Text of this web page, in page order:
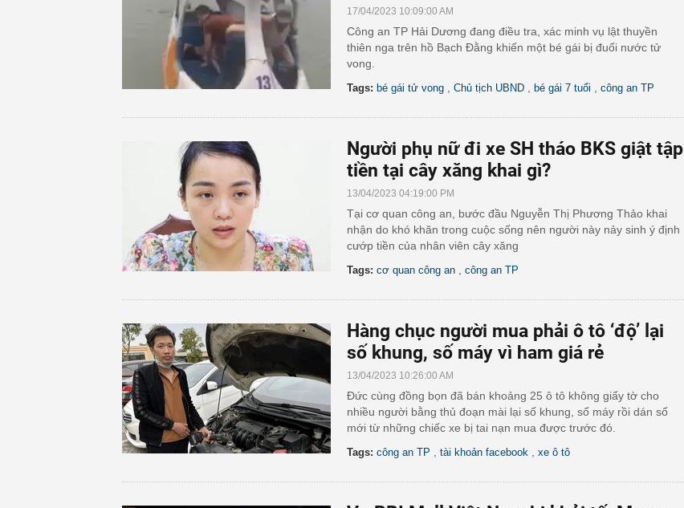
17/04/2023 10:09:00 AM
Công an TP Hải Dương đang điều tra, xác minh vụ lật thuyền
thiên nga trên hồ Bạch Đằng khiến một bé gái bị đuối nước tử
vong.
Tags: bé gái tử vong Chủ tịch UBND bé gái 7 tuổi công an TP
Người phụ nữ đi xe SH tháo BKS giật tập
tiền tại cây xăng khai gì?
13/04/2023 04:19:00 PM
Tại cơ quan công an, bước đầu Nguyễn Thị Phương Thảo khai
nhận do khó khăn trong cuộc sống nên người này nảy sinh ý định
cướp tiền của nhân viên cây xăng
Tags: cơ quan công an công an TP
Hàng chục người mua phải ô tô ‘độ’ lại
số khung, số máy vì ham giá rẻ
13/04/2023 10:26:00 AM
Đức cùng đồng bọn đã bán khoảng 25 ô tô không giấy tờ cho
nhiều người bằng thủ đoạn mài lại số khung, số máy rồi dán số
mới từ những chiếc xe bị tai nạn mua được trước đó.
Tags: công an TP tài khoản facebook xe ô tô